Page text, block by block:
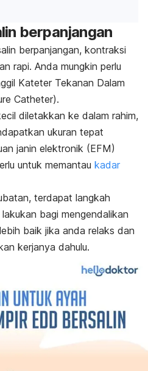
berpanjangan
berpanjangan, kontraksi
rapi. Anda mungkin perlu
Kateter Tekanan Dalam
Catheter).
diletakkan ke dalam rahim,
ukuran tepat
janin elektronik (EFM)
untuk memantau kadar
terdapat langkah
bagi mengendalikan
baik jika anda relaks dan
kerjanya dahulu.